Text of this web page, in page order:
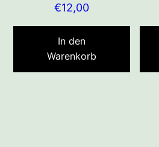
€12,00
In den
Warenkorb